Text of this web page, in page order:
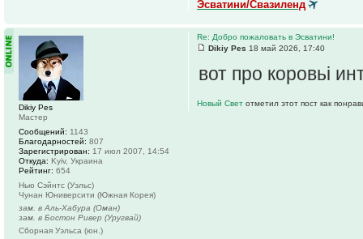
Эсватини/Свазиленд
Re: Добро пожаловать в Эсватини!
Dikiy Pes 18 май 2026, 17:40
вот про коровьі
Новый Свет отметил этот пост как
Dikiy Pes
Мастер
Сообщений: 1143
Благодарностей: 807
Зарегистрирован: 17 июл 2007, 14:54
Откуда: Kyiv, Украина
Рейтинг: 654
Нью Сэйнтс (Уэльс)
Чунан Юниверсити (Южная Корея)
зам. в Аль-Хабура (Оман)
зам. в Бостон Ривер (Уругвай)
Сборная Уэльса (юн.)